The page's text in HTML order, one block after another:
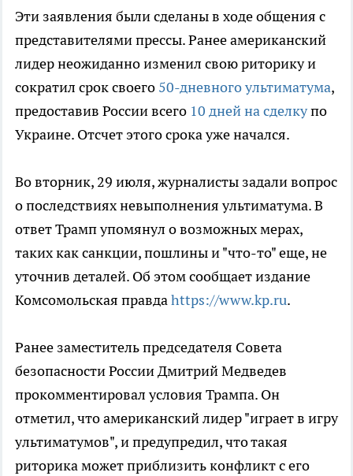
Эти заявления были сделаны в ходе общения с
представителями прессы. Ранее американский
лидер неожиданно изменил свою риторику и
сократил срок своего 50-дневного ультиматума,
предоставив России всего 10 дней на сделкупо
Украине. Отсчет этого срока уже начался.
Во вторник, 29 июля, журналисты задали вопрос
о последствиях невыполнения ультиматума. В
ответ Трамп упомянул о возможных мерах,
таких как санкции, пошлины и "что-то" еще, не
уточнив деталей. Об этом сообщает издание
Комсомольская правдаhttps://www.kp.ru.
Ранее заместитель председателя Совета
безопасности России Дмитрий Медведев
прокомментировал условия Трампа. Он
отметил, что американский лидер "играет в игру
ультиматумов", и предупредил, что такая
риторика может приблизить конфликт с его